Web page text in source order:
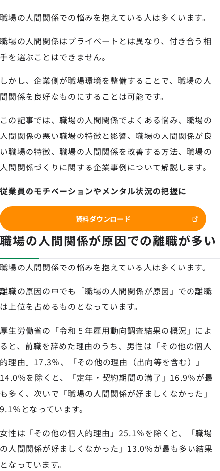
職場の人間関係での悩みを抱えている人は多くいます。
職場の人間関係はプライベートとは異なり、付き合う相
手を選ぶことはできません。
しかし、企業側が職場環境を整備することで、職場の人
間関係を良好なものにすることは可能です。
この記事では、職場の人間関係でよくある悩み、職場の
人間関係の悪い職場の特徴と影響、職場の人間関係が良
い職場の特徴、職場の人間関係を改善する方法、職場の
人間関係づくりに関する企業事例について解説します。
従業員のモチベーションやメンタル状況の把握に
資料ダウンロード
職場の人間関係が原因での離職が多い
職場の人間関係での悩みを抱えている人は多くいます。
離職の原因の中でも「職場の人間関係が原因」での離職
は上位を占めるものとなっています。
厚生労働省の「令和５年雇用動向調査結果の概況」によ
ると、前職を辞めた理由のうち、男性は「その他の個人
的理由」17.3％、「その他の理由（出向等を含む）」
14.0％を除くと、「定年・契約期間の満了」16.9％が最
も多く、次いで「職場の人間関係が好ましくなかった」
9.1％となっています。
女性は「その他の個人的理由」25.1％を除くと、「職場
の人間関係が好ましくなかった」13.0％が最も多い結果
となっています。